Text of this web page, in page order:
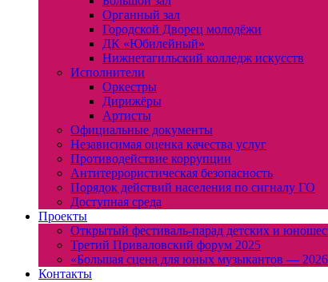
Органный зал
Городской Дворец молодёжи
ДК «Юбилейный»
Нижнетагильский колледж искусств
Исполнители
Оркестры
Дирижёры
Артисты
Официальные документы
Независимая оценка качества услуг
Противодействие коррупции
Антитеррористическая безопасность
Порядок действий населения по сигналу ГО
Доступная среда
Проекты
Открытый фестиваль-парад детских и
Третий Приваловский форум 2025
«Большая сцена для юных музыкантов —
Контакты